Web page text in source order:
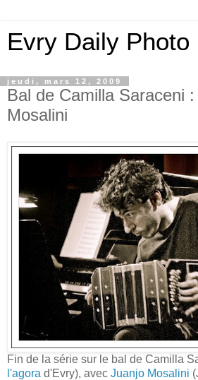
Evry Daily Photo
jeudi, mars 12, 2009
Bal de Camilla Saraceni
Mosalini
Fin de la série sur le bal de Camilla
l'agora d'Evry), avec Juanjo Mosalini